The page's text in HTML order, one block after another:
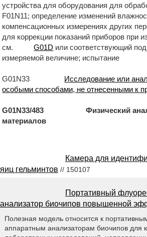
устройства для оборудования для
F01N11; определение изменений
компенсационных измерениях других
для коррекции показаний приборов при
см.
G01D или соответствующий
измеряемой величине; испытание
G01N33
Исследование или
особыми способами, не отнесенными к
G01N33/483 Физический
материалов
Камера для
яиц гельминтов // 150107
Портативный
анализатор биочипов повышенной
Полезная модель относится к
аппаратным анализаторам биочипов для